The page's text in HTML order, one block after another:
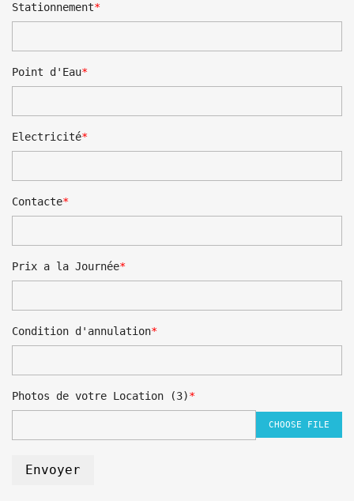
Stationnement
Point d'Eau
Electricité
Contacte
Prix a la Journée
Condition d'annulation
Photos de votre Location (3)
CHOOSE FILE
Envoyer
Annuler Créer une liste d'envies